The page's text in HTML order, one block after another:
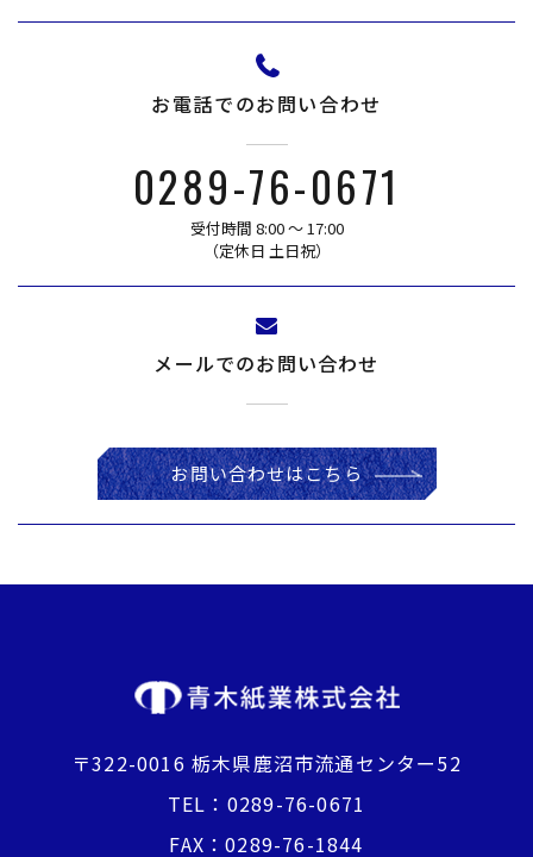
お電話でのお問い合わせ
0289-76-0671
受付時間 8:00 〜 17:00
​​​​​​​（定休日 土日祝）
メールでのお問い合わせ
お問い合わせはこちら
〒322-0016 栃木県鹿沼市流通センター52
TEL： 0289-76-0671
FAX：0289-76-1844